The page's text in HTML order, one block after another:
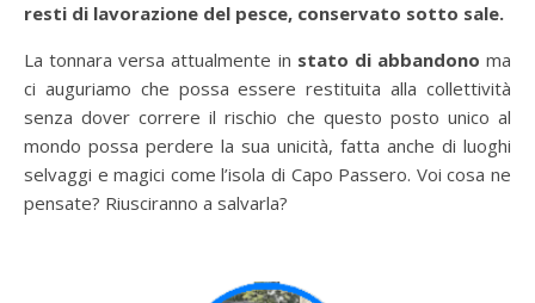
resti di lavorazione del pesce, conservato sotto sale.
La tonnara versa attualmente in stato di abbandono ma
ci auguriamo che possa essere restituita alla collettività
senza dover correre il rischio che questo posto unico al
mondo possa perdere la sua unicità, fatta anche di luoghi
selvaggi e magici come l’isola di Capo Passero. Voi cosa ne
pensate? Riusciranno a salvarla?